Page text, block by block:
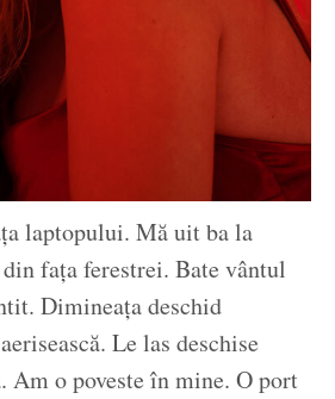
laptopului. Mă uit ba la
fața ferestrei. Bate vântul
Dimineața deschid
Le las deschise
Am o poveste în mine. O port